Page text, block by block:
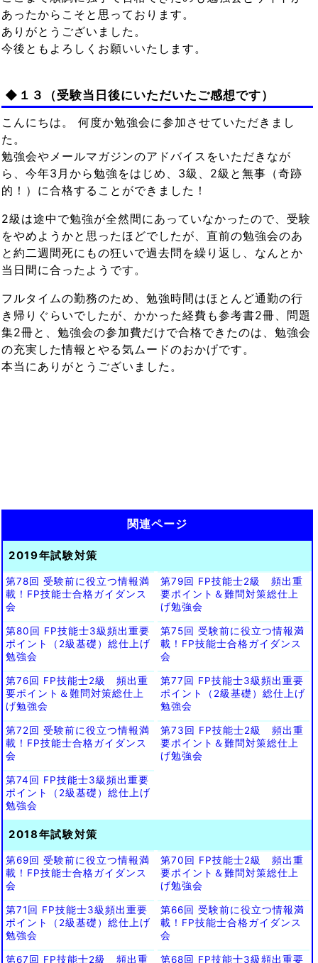
あったからこそと思っております。
ありがとうございました。
今後ともよろしくお願いいたします。
◆１３（受験当日後にいただいたご感想です）
こんにちは。 何度か勉強会に参加させていただきまし
た。
勉強会やメールマガジンのアドバイスをいただきなが
ら、今年3月から勉強をはじめ、3級、2級と無事（奇跡
的！）に合格することができました！
2級は途中で勉強が全然間にあっていなかったので、受験
をやめようかと思ったほどでしたが、直前の勉強会のあ
と約二週間死にもの狂いで過去問を繰り返し、なんとか
当日間に合ったようです。
フルタイムの勤務のため、勉強時間はほとんど通勤の行
き帰りぐらいでしたが、かかった経費も参考書2冊、問題
集2冊と、勉強会の参加費だけで合格できたのは、勉強会
の充実した情報とやる気ムードのおかげです。
本当にありがとうございました。
関連ページ
2019年試験対策
第78回 受験前に役立つ情報満
載！FP技能士合格ガイダンス
会
第79回 FP技能士2級 頻出重
要ポイント＆難問対策総仕上
げ勉強会
第80回 FP技能士3級頻出重要
ポイント（2級基礎）総仕上げ
勉強会
第75回 受験前に役立つ情報満
載！FP技能士合格ガイダンス
会
第76回 FP技能士2級 頻出重
要ポイント＆難問対策総仕上
げ勉強会
第77回 FP技能士3級頻出重要
ポイント（2級基礎）総仕上げ
勉強会
第72回 受験前に役立つ情報満
載！FP技能士合格ガイダンス
会
第73回 FP技能士2級 頻出重
要ポイント＆難問対策総仕上
げ勉強会
第74回 FP技能士3級頻出重要
ポイント（2級基礎）総仕上げ
勉強会
2018年試験対策
第69回 受験前に役立つ情報満
載！FP技能士合格ガイダンス
会
第70回 FP技能士2級 頻出重
要ポイント＆難問対策総仕上
げ勉強会
第71回 FP技能士3級頻出重要
ポイント（2級基礎）総仕上げ
勉強会
第66回 受験前に役立つ情報満
載！FP技能士合格ガイダンス
会
第67回 FP技能士2級 頻出重
第68回 FP技能士3級頻出重要